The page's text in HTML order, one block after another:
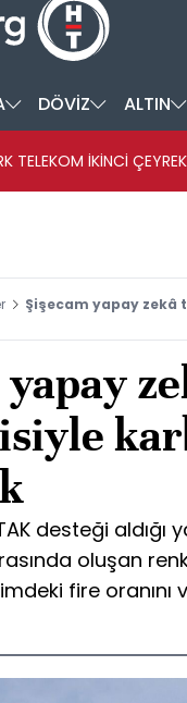
DÖVİZ ALTIN
TELEKOM İKİNCİ
Şişecam yapay zekâ
desteği aldığı
oluşan
fire oranını